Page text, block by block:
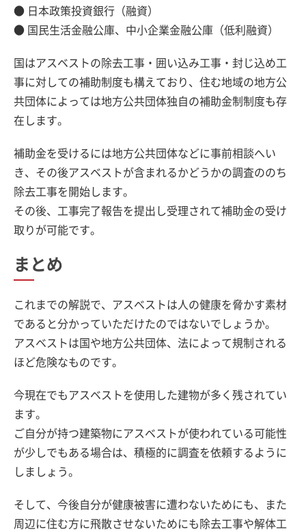
● 日本政策投資銀行（融資）
● 国民生活金融公庫、中小企業金融公庫（低利融資）
国はアスベストの除去工事・囲い込み工事・封じ込め工
事に対しての補助制度も構えており、住む地域の地方公
共団体によっては地方公共団体独自の補助金制制度も存
在します。
補助金を受けるには地方公共団体などに事前相談へい
き、その後アスベストが含まれるかどうかの調査ののち
除去工事を開始します。
その後、工事完了報告を提出し受理されて補助金の受け
取りが可能です。
まとめ
これまでの解説で、アスベストは人の健康を脅かす素材
であると分かっていただけたのではないでしょうか。
アスベストは国や地方公共団体、法によって規制される
ほど危険なものです。
今現在でもアスベストを使用した建物が多く残されてい
ます。
ご自分が持つ建築物にアスベストが使われている可能性
が少しでもある場合は、積極的に調査を依頼するように
しましょう。
そして、今後自分が健康被害に遭わないためにも、また
周辺に住む方に飛散させないためにも除去工事や解体工